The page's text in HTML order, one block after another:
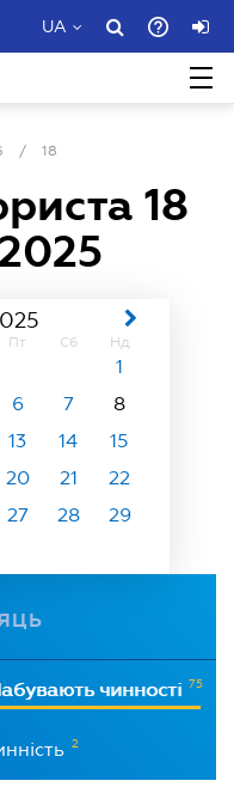
UA
/ 18
18
Пт Сб Нд
1
6 7
8
13 14
15
20 21
22
27 28
29
чинності 75
2